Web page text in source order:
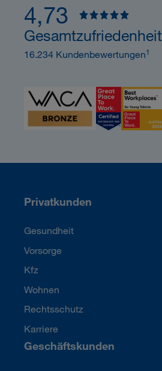
Privatkunden
Gesundheit
Vorsorge
Kfz
Wohnen
Rechtsschutz
Karriere
Geschäftskunden
4,73
Gesamtzufriedenheit
16.234 Kundenbewertungen1